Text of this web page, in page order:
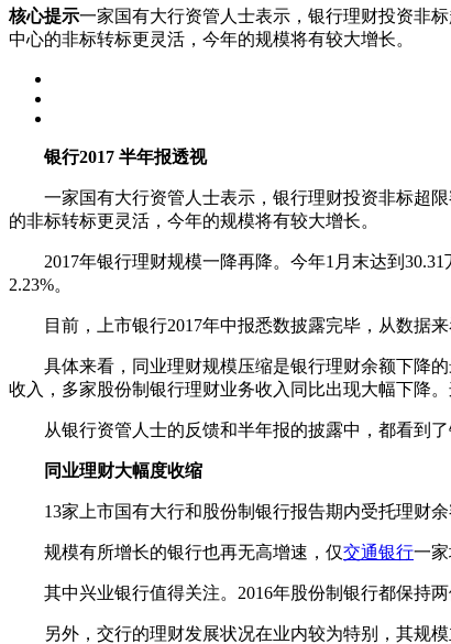
核心提示一家国有大行资管人士表示，银行理财投资非
中心的非标转标更灵活，今年的规模将有较大增长。
银行2017 半年报透视
一家国有大行资管人士表示，银行理财投资非标超限
的非标转标更灵活，今年的规模将有较大增长。
2017年银行理财规模一降再降。今年1月末达到30.31
2.23%。
目前，上市银行2017年中报悉数披露完毕，从数据来
具体来看，同业理财规模压缩是银行理财余额下降的
收入，多家股份制银行理财业务收入同比出现大幅下降
从银行资管人士的反馈和半年报的披露中，都看到了
同业理财大幅度收缩
13家上市国有大行和股份制银行报告期内受托理财余
规模有所增长的银行也再无高增速，仅交通银行一家
其中兴业银行值得关注。2016年股份制银行都保持两
另外，交行的理财发展状况在业内较为特别，其规模